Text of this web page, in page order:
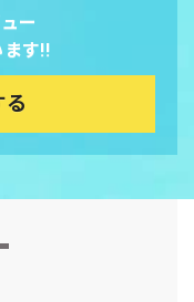
ー
す!!
る